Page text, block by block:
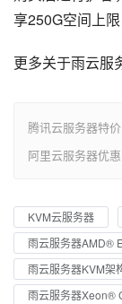
享250G空间上
更多关于雨云服
腾讯云服务器特价
阿里云服务器优惠
KVM云服务器
雨云服务器AMD®
雨云服务器KVM架
雨云服务器Xeon®